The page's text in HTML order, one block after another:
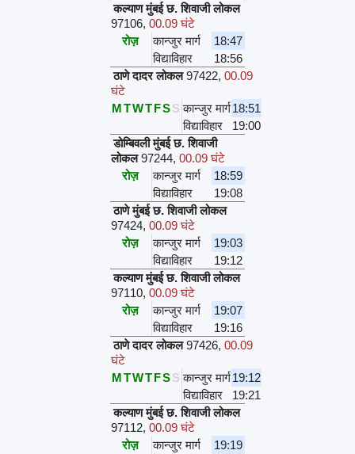
कल्याण मुंबई छ. शिवाजी लोकल
97106, 00.09 घंटे
रोज़
कान्जुर मार्ग
18:47
विद्याविहार
18:56
ठाणे दादर लोकल 97422, 00.09
घंटे
MTWT FS S कान्जुर मार्ग 18:51
विद्याविहार
19:00
डोम्बिवली मुंबई छ. शिवाजी
लोकल 97244, 00.09 घंटे
रोज़
कान्जुर मार्ग
18:59
विद्याविहार
19:08
ठाणे मुंबई छ. शिवाजी लोकल
97424, 00.09 घंटे
रोज़
कान्जुर मार्ग
19:03
विद्याविहार
19:12
कल्याण मुंबई छ. शिवाजी लोकल
97110, 00.09 घंटे
रोज़
कान्जुर मार्ग
19:07
विद्याविहार
19:16
ठाणे दादर लोकल 97426, 00.09
घंटे
MTWT FS S कान्जुर मार्ग 19:12
विद्याविहार
19:21
कल्याण मुंबई छ. शिवाजी लोकल
97112, 00.09 घंटे
रोज़
कान्जुर मार्ग
19:19